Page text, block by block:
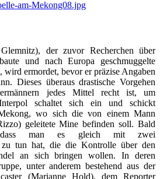
der zuvor Recherchen über
und nach Europa geschmuggelte
wird ermordet, bevor er präzise Angaben
Dieses überaus drastische Vorgehen
jedes Mittel recht ist, um
schaltet sich ein und schickt
wo sich die von einem Mann
geleitete Mine befinden soll. Bald
man es gleich mit zwei
zu tun hat, die die Kontrolle über den
an sich bringen wollen. In deren
unter anderem bestehend aus der
(Marianne Hold), dem Reporter